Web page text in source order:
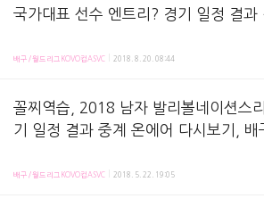
국가대표 선수 엔트리? 경기 일정 결과
진? 병역 한선수 전광인 최민호 포함 -
2018 인도네시아 아시안게임. 이제 남자배구도 경기를 시작
배구/월드리그KOVO컵ASVC 2018. 8. 20. 08:44
꼴찌역습, 2018 남자 발리볼네이션스
기 일정 결과 중계 온에어 다시보기, 배
자배구 세계랭킹 순위 결정방식 -
2018 남자 발리볼네이션스리그가 5월 말, 대회 문을 엽니다
배구/월드리그KOVO컵ASVC 2018. 5. 22. 19:05